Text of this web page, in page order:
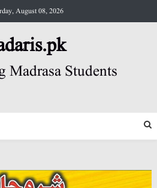
August 08, 2026
Madrasa Students